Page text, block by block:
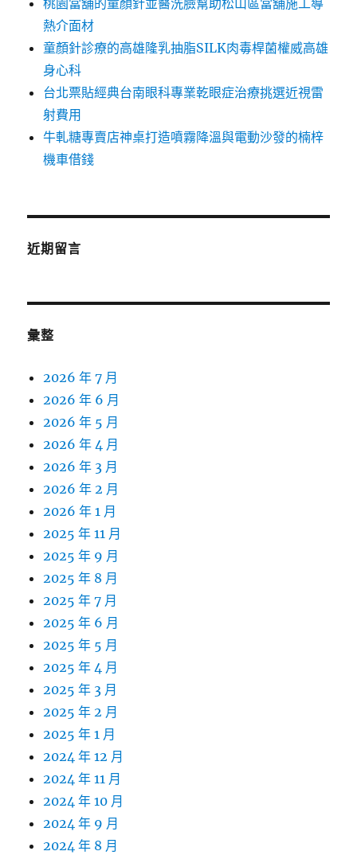
桃園當舖的童顏針並醫洗臉幫助松山區當舖施工導
熱介面材
童顏針診療的高雄隆乳抽脂SILK肉毒桿菌權威高雄
身心科
台北票貼經典台南眼科專業乾眼症治療挑選近視雷
射費用
牛軋糖專賣店神桌打造噴霧降溫與電動沙發的楠梓
機車借錢
近期留言
彙整
2026 年 7 月
2026 年 6 月
2026 年 5 月
2026 年 4 月
2026 年 3 月
2026 年 2 月
2026 年 1 月
2025 年 11 月
2025 年 9 月
2025 年 8 月
2025 年 7 月
2025 年 6 月
2025 年 5 月
2025 年 4 月
2025 年 3 月
2025 年 2 月
2025 年 1 月
2024 年 12 月
2024 年 11 月
2024 年 10 月
2024 年 9 月
2024 年 8 月